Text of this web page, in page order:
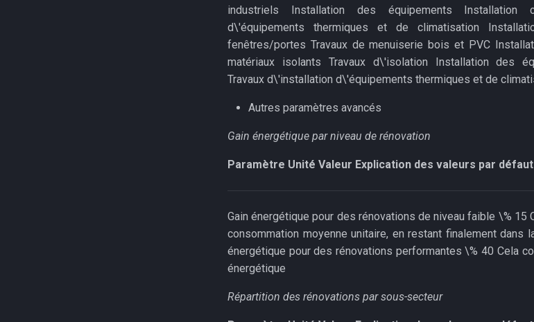
industriels Installation des équipements Installation
d\'équipements thermiques et de climatisation
fenêtres/portes Travaux de menuiserie bois et PVC
matériaux isolants Travaux d\'isolation Installation des
Travaux d\'installation d\'équipements thermiques et de
Autres paramètres avancés
Gain énergétique par niveau de rénovation
Paramètre Unité Valeur Explication des valeurs par défaut
Gain énergétique pour des rénovations de niveau faible \% 15
consommation moyenne unitaire, en restant finalement dans
énergétique pour des rénovations performantes \% 40 Cela
énergétique
Répartition des rénovations par sous-secteur